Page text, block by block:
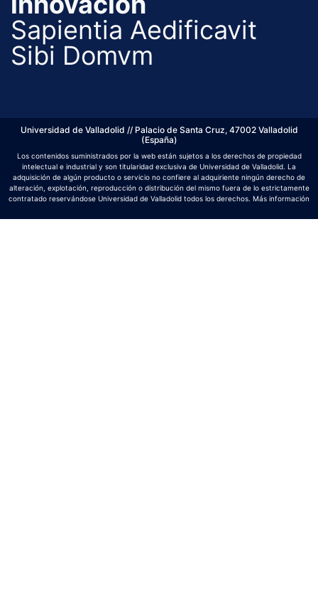
Sapientia Aedificavit
Sibi Domvm
Universidad de Valladolid // Palacio de Santa Cruz, 47002 Valladolid
(España)
Los contenidos suministrados por la web están sujetos a los derechos de propiedad
intelectual e industrial y son titularidad exclusiva de Universidad de Valladolid. La
adquisición de algún producto o servicio no confiere al adquiriente ningún derecho de
alteración, explotación, reproducción o distribución del mismo fuera de lo estrictamente
contratado reservándose Universidad de Valladolid todos los derechos. Más información